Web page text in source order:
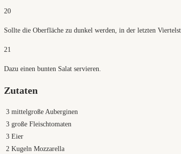
20
Sollte die Oberfläche zu dunkel werden, in der letzten
21
Dazu einen bunten Salat servieren.
Zutaten
3 mittelgroße Auberginen
3 große Fleischtomaten
3 Eier
2 Kugeln Mozzarella